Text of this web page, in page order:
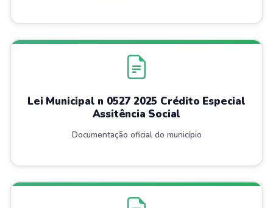
Lei Municipal n 0527 2025 Crédito Especial
Assitência Social
Documentação oficial do município